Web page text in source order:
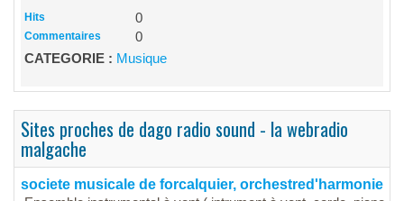
Hits 0
Commentaires
0
CATEGORIE : Musique
Sites proches de dago radio sound - la webradio
malgache
societe musicale de forcalquier, orchestred'harmonie